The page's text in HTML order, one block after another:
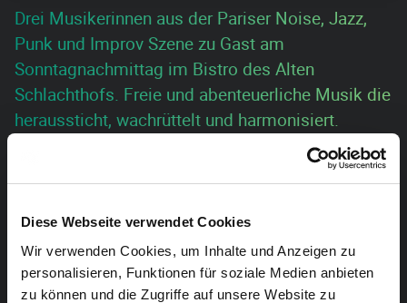
Diese Webseite verwendet Cookies
Wir verwenden Cookies, um Inhalte und Anzeigen zu
personalisieren, Funktionen für soziale Medien anbieten
zu können und die Zugriffe auf unsere Website zu
Drei Musikerinnen aus der Pariser Noise, Jazz,
Punk und Improv Szene zu Gast am
Sonntagnachmittag im Bistro des Alten
Schlachthofs. Freie und abenteuerliche Musik die
heraussticht, wachrüttelt und harmonisiert.
MUSIKERINNEN:
Blanche Lafuente : Schlagzeug
Morgane Carnet : Saxophone
Nina Garcia : Gitarre